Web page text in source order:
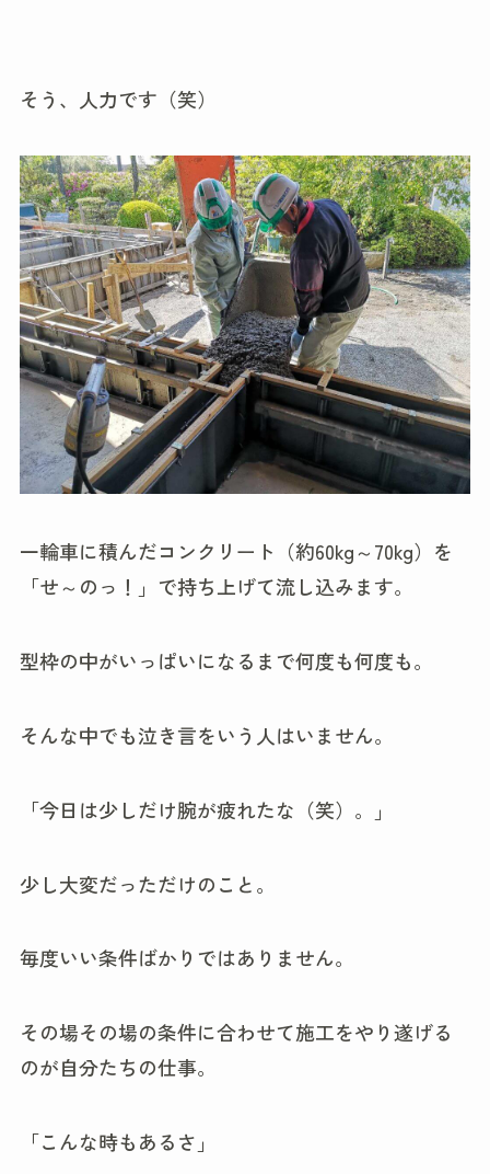
そう、人力です（笑）
一輪車に積んだコンクリート（約60kg～70kg）を
「せ～のっ！」で持ち上げて流し込みます。
型枠の中がいっぱいになるまで何度も何度も。
そんな中でも泣き言をいう人はいません。
「今日は少しだけ腕が疲れたな（笑）。」
少し大変だっただけのこと。
毎度いい条件ばかりではありません。
その場その場の条件に合わせて施工をやり遂げる
のが自分たちの仕事。
「こんな時もあるさ」